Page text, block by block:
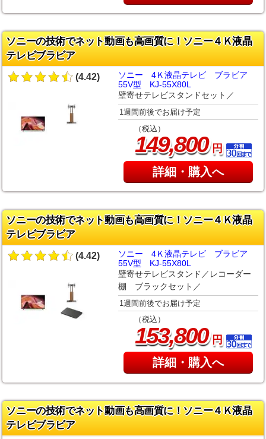
ソニーの技術でネット動画も高画質に！ソニー４Ｋ液晶
テレビブラビア
(4.42)
ソニー 4Ｋ液晶テレビ ブラビア
55V型 KJ-55X80L
壁寄せテレビスタンドセット／
1週間前後でお届け予定
（税込）
149,800円
詳細・購入へ
ソニーの技術でネット動画も高画質に！ソニー４Ｋ液晶
テレビブラビア
(4.42)
ソニー 4Ｋ液晶テレビ ブラビア
55V型 KJ-55X80L
壁寄せテレビスタンド／レコーダー
棚 ブラックセット／
1週間前後でお届け予定
（税込）
153,800円
詳細・購入へ
ソニーの技術でネット動画も高画質に！ソニー４Ｋ液晶
テレビブラビア